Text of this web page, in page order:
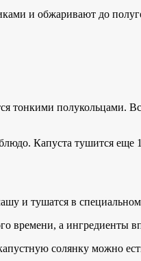
и обжаривают до
тонкими полукольцами.
Капуста тушится еще
и тушатся в
времени, а ингредиенты
солянку можно